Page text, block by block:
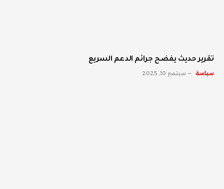
تقرير حديث يفضح جرائم الدعم السريع
سياسة سبتمبر 10, 2025